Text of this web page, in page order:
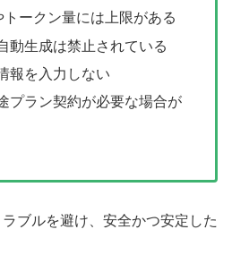
ークン量には上限がある
動生成は禁止されている
報を入力しない
プラン契約が必要な場合が
ブルを避け、安全かつ安定した